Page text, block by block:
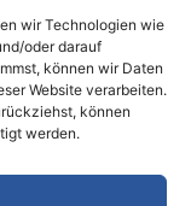
wir Technologien wie
oder darauf
können wir Daten
Website verarbeiten.
können
werden.
& Beschaffung